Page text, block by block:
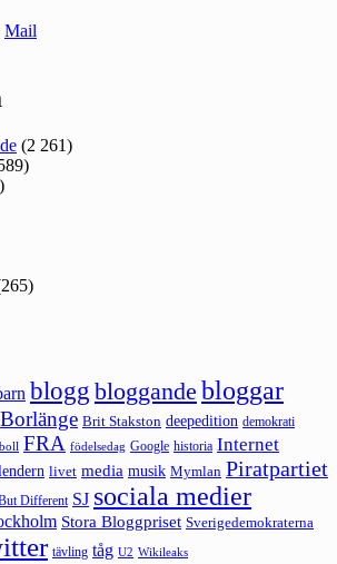
Mail
(2 261)
blogg bloggande bloggar
Borlänge Brit Stakston deepedition demokrati
FRA födelsedag Google historia Internet
livet media musik Mymlan Piratpartiet
Different SJ sociala medier
Stora Bloggpriset Sverigedemokraterna
tävling tåg U2 Wikileaks